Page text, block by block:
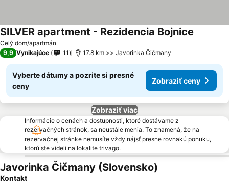
Celý dom/apartmán
SILVER apartment - Rezidencia Bojnice
9,9 Vynikajúce 11 17.8 km >> Javorinka Čičmany
Vyberte dátumy a pozrite si presné
ceny
Zobraziť ceny
Zobraziť viac
Informácie o cenách a dostupnosti, ktoré dostávame z
rezervačných stránok, sa neustále menia. To znamená, že na
rezervačnej stránke nemusíte vždy nájsť presne rovnakú ponuku,
ktorú ste videli na lokalite trivago.
Javorinka Čičmany (Slovensko)
Kontakt